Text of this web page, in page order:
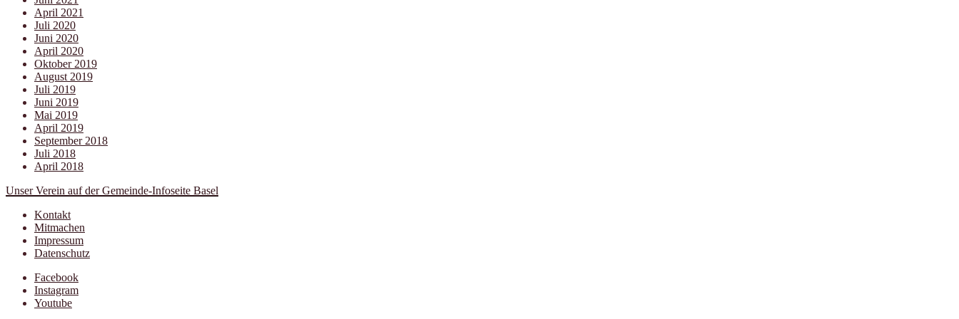
April 2021
Juli 2020
Juni 2020
April 2020
Oktober 2019
August 2019
Juli 2019
Juni 2019
Mai 2019
April 2019
September 2018
Juli 2018
April 2018
Unser Verein auf der Gemeinde-Infoseite Basel
Kontakt
Mitmachen
Impressum
Datenschutz
Facebook
Instagram
Youtube